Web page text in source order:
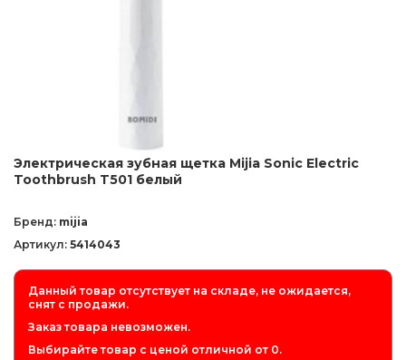
Электрическая зубная щетка Mijia Sonic Electric
Toothbrush T501 белый
Бренд: mijia
Артикул: 5414043
Данный товар отсутствует на складе, не ожидается,
снят с продажи.
Заказ товара невозможен.
Выбирайте товар с ценой отличной от 0.